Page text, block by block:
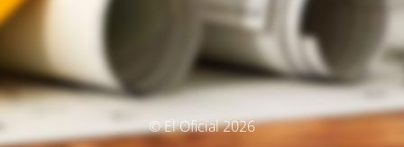
© El Oficial 2026